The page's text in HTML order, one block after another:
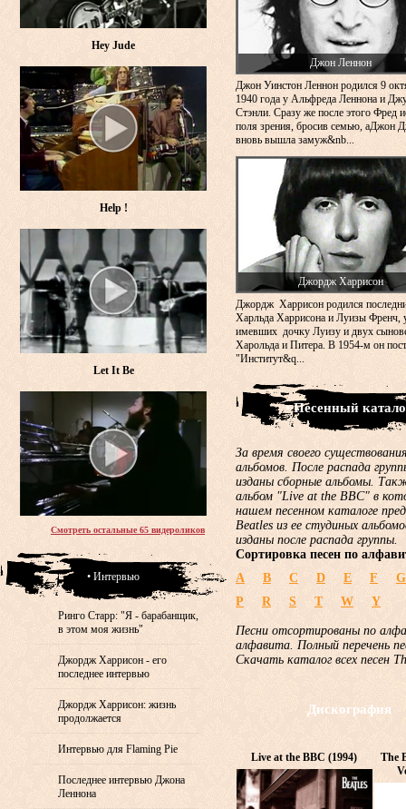
Джон Леннон
Джон Уинстон Леннон родился 9
1940 года у Альфреда Леннона и
Стэнли. Сразу же после этого Фред
поля зрения, бросив семью, аДжон
вновь вышла замуж&nb...
Джордж Харрисон
Джордж Харрисон родился
Харльда Харрисона и Луизы Френч,
имевших дочку Луизу и двух
Харольда и Питера. В 1954-м он
"Институт&q...
• Песенный
За время своего
альбомов. После распада
изданы сборные альбомы.
альбом "Live at the BBC" в
нашем песенном каталоге
Beatles из ее студиных
изданы после распада группы.
Сортировка песен по
A
B C D E F
G
P
R S T W Y
Песни отсортированы по
алфавита. Полный перечень
Скачать каталог всех песен
Дискография
Live at the BBC (1994)
The
Hey Jude
Help !
Let It Be
Смотреть остальные 65 видероликов
• Интервью
Ринго Старр: "Я - барабанщик,
в этом моя жизнь"
Джордж Харрисон - его
последнее интервью
Джордж Харрисон: жизнь
продолжается
Интервью для Flaming Pie
Последнее интервью Джона
Леннона